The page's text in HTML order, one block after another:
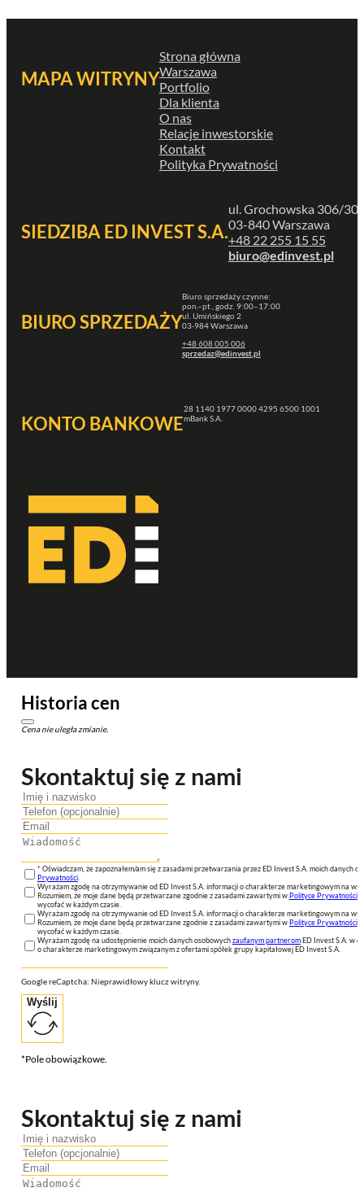
MAPA WITRYNY
Strona główna
Warszawa
Portfolio
Dla klienta
O nas
Relacje inwestorskie
Kontakt
Polityka Prywatności
SIEDZIBA ED INVEST S.A.
ul. Grochowska 306/
03-840 Warszawa
+48 22 255 15 55
biuro@edinvest.pl
BIURO SPRZEDAŻY
Biuro sprzedaży czynne:
pon.–pt., godz. 9:00–17:00
ul. Umińskiego 2
03-984 Warszawa
+48 608 005 006
sprzedaz@edinvest.pl
KONTO BANKOWE
28 1140 1977 0000 4295 6500 1001
mBank S.A.
Historia cen
Cena nie uległa zmianie.
Skontaktuj się z nami
* Oświadczam, że zapoznałem/am się z zasadami przetwarzania przez ED Invest S.A. moich danych
Prywatności.
Wyrażam zgodę na otrzymywanie od ED Invest S.A. informacji o charakterze marketingowym na
Rozumiem, że moje dane będą przetwarzane zgodnie z zasadami zawartymi wPolityce Prywatności
wycofać w każdym czasie.
Wyrażam zgodę na otrzymywanie od ED Invest S.A. informacji o charakterze marketingowym na
Rozumiem, że moje dane będą przetwarzane zgodnie z zasadami zawartymi wPolityce Prywatności
wycofać w każdym czasie.
Wyrażam zgodę na udostępnienie moich danych osobowychzaufanym partneromED Invest S.A. w
o charakterze marketingowym związanym z ofertami spółek grupy kapitałowej ED Invest S.A.
Google reCaptcha: Nieprawidłowy klucz witryny.
Wyślij
*Pole obowiązkowe.
Skontaktuj się z nami